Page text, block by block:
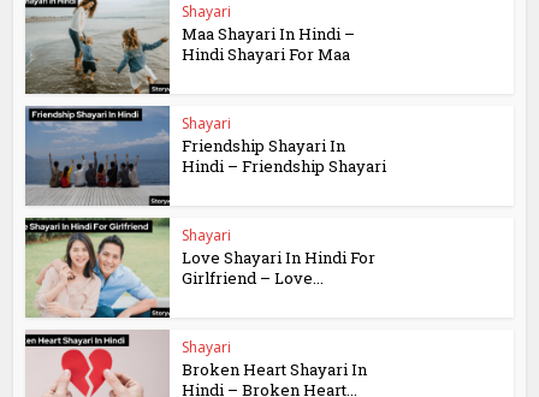
Shayari
Maa Shayari In Hindi –
Hindi Shayari For Maa
Shayari
Friendship Shayari In
Hindi – Friendship Shayari
Shayari
Love Shayari In Hindi For
Girlfriend – Love...
Shayari
Broken Heart Shayari In
Hindi – Broken Heart...